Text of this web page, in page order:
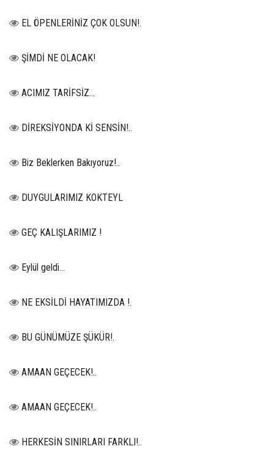
EL ÖPENLERİNİZ ÇOK OLSUN!.
ŞİMDİ NE OLACAK!
ACIMIZ TARİFSİZ…
DİREKSİYONDA Kİ SENSİN!..
Biz Beklerken Bakıyoruz!..
DUYGULARIMIZ KOKTEYL
GEÇ KALIŞLARIMIZ !
Eylül geldi…
NE EKSİLDİ HAYATIMIZDA !.
BU GÜNÜMÜZE ŞÜKÜR!.
AMAAN GEÇECEK!..
AMAAN GEÇECEK!..
HERKESİN SINIRLARI FARKLI!..